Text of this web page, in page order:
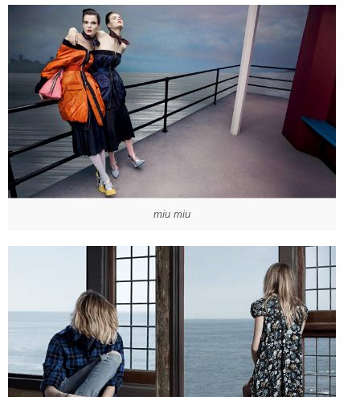
miu miu